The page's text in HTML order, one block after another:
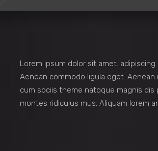
Lorem ipsum dolor sit amet. adipiscing
Aenean commodo ligula eget. Aenean
cum sociis theme natoque magnis dis
montes ridiculus mus. Aliquam lorem